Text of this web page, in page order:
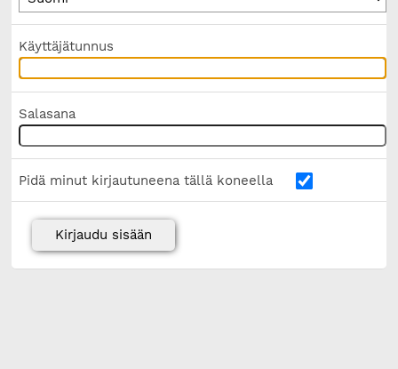
Käyttäjätunnus
Salasana
Pidä minut kirjautuneena tällä koneella